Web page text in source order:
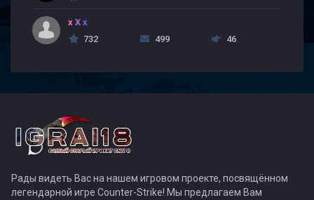
x X x
732
499 46
Рады видеть Вас на нашем игровом проекте, посвящённом
легендарной игре Counter-Strike! Мы предлагаем Вам